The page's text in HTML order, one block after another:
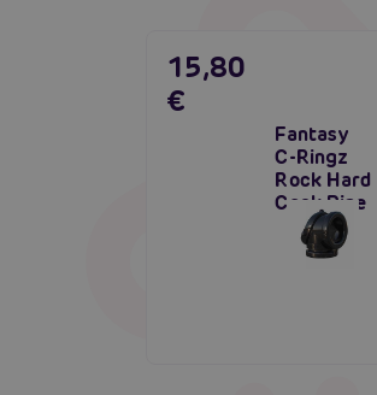
Fantasy
C-Ringz
Rock Hard
Cock Pipe
15,80
€